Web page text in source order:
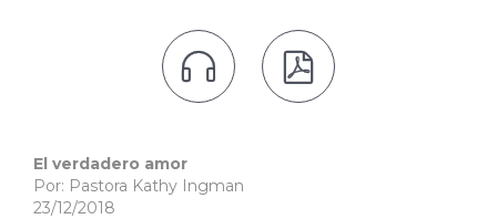
 
El verdadero amor
Por: Pastora Kathy Ingman
23/12/2018